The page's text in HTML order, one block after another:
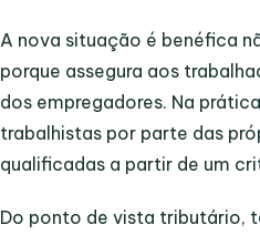
A nova situação é benéfica
porque assegura aos
dos empregadores. Na
trabalhistas por parte das
qualificadas a partir de um
Do ponto de vista tributário,